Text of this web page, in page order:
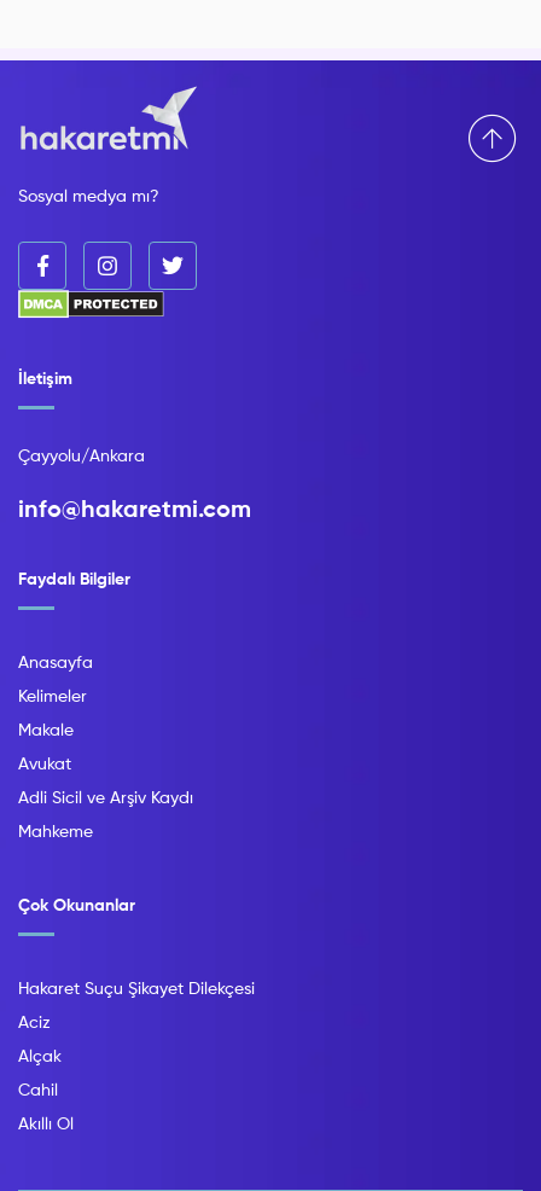
Sosyal medya mı?
Faydalı Bilgiler
Anasayfa
Kelimeler
Makale
Avukat
Adli Sicil ve Arşiv Kaydı
Mahkeme
Çok Okunanlar
Hakaret Suçu Şikayet Dilekçesi
Aciz
Alçak
Cahil
Akıllı Ol
İletişim
Çayyolu/Ankara
info@hakaretmi.com